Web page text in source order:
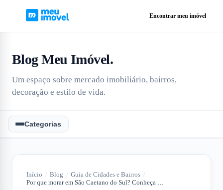
Encontrar meu imóvel
Blog Meu Imóvel.
Um espaço sobre mercado imobiliário, bairros,
decoração e estilo de vida.
Categorias
Início / Blog / Guia de Cidades e Bairros /
Por que morar em São Caetano do Sul? Conheça os principais motivos